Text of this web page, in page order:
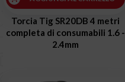
Torcia Tig SR20DB 4 metri
completa di consumabili 1.6 -
2.4mm